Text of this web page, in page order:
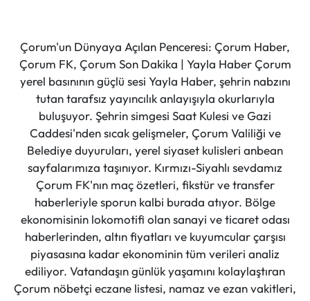
Çorum'un Dünyaya Açılan Penceresi: Çorum Haber,
Çorum FK, Çorum Son Dakika | Yayla Haber Çorum
yerel basınının güçlü sesi Yayla Haber, şehrin nabzını
tutan tarafsız yayıncılık anlayışıyla okurlarıyla
buluşuyor. Şehrin simgesi Saat Kulesi ve Gazi
Caddesi'nden sıcak gelişmeler, Çorum Valiliği ve
Belediye duyuruları, yerel siyaset kulisleri anbean
sayfalarımıza taşınıyor. Kırmızı-Siyahlı sevdamız
Çorum FK'nın maç özetleri, fikstür ve transfer
haberleriyle sporun kalbi burada atıyor. Bölge
ekonomisinin lokomotifi olan sanayi ve ticaret odası
haberlerinden, altın fiyatları ve kuyumcular çarşısı
piyasasına kadar ekonominin tüm verileri analiz
ediliyor. Vatandaşın günlük yaşamını kolaylaştıran
Çorum nöbetçi eczane listesi, namaz ve ezan vakitleri,